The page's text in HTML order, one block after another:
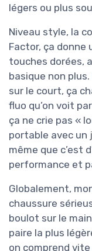
légers ou plus
Niveau style, la
Factor, ça donne
touches dorées,
basique non
sur le court, ça
fluo qu’on voit
ça ne crie pas «
portable avec un
même que c’est
performance et
Globalement,
chaussure
boulot sur le
paire la plus
on comprend vite